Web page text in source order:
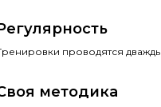
проводятся дважды
методика